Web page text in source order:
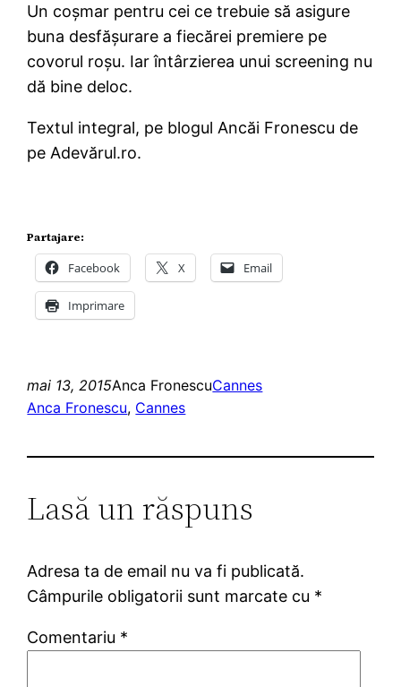
Un coşmar pentru cei ce trebuie să asigure
buna desfăşurare a fiecărei premiere pe
covorul roşu. Iar întârzierea unui screening nu
dă bine deloc.
Textul integral, pe blogul Ancăi Fronescu de
pe Adevărul.ro.
Partajare:
Facebook X Email
Imprimare
mai 13, 2015Anca FronescuCannes
Anca Fronescu, Cannes
Lasă un răspuns
Adresa ta de email nu va fi publicată.
Câmpurile obligatorii sunt marcate cu *
Comentariu *